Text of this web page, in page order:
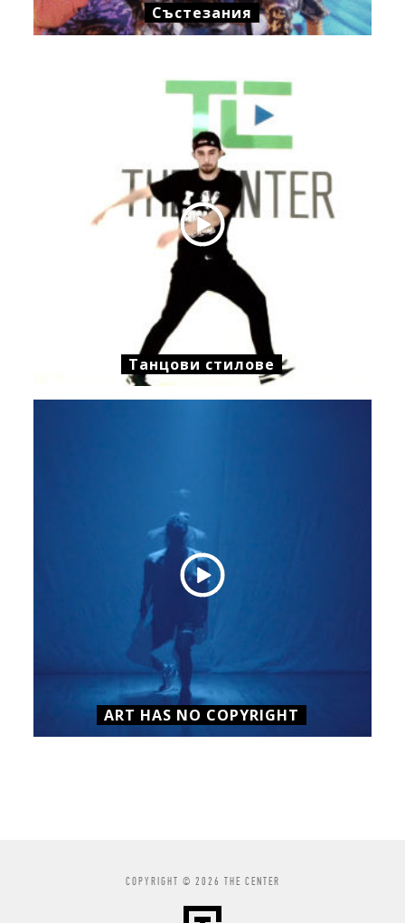
Състезания
Танцови стилове
ART HAS NO COPYRIGHT
COPYRIGHT © 2026 THE CENTER